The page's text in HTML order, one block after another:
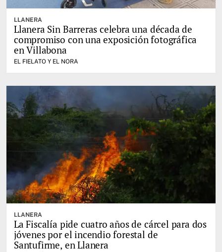
LLANERA
Llanera Sin Barreras celebra una década de
compromiso con una exposición fotográfica
en Villabona
EL FIELATO Y EL NORA
LLANERA
La Fiscalía pide cuatro años de cárcel para dos
jóvenes por el incendio forestal de
Santufirme, en Llanera